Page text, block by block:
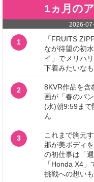
1ヵ月の
2026-
1
「FRUITS
なが待望の初
イ」でメリハ
下着みたいな
2
8KVR作品を含
画が「春のパ
(水)朝9:59まで
ん
3
これまで胸元
那が美ボディ
の初仕事は「
「Honda X4
挑戦への想い